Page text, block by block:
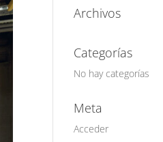
Archivos
Categorías
No hay categorías
Meta
Acceder